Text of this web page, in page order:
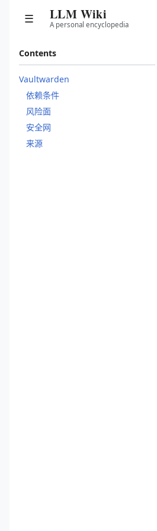
☰ LLM Wiki
A personal encyclopedia
Contents
Vaultwarden
依赖条件
风险面
安全网
来源